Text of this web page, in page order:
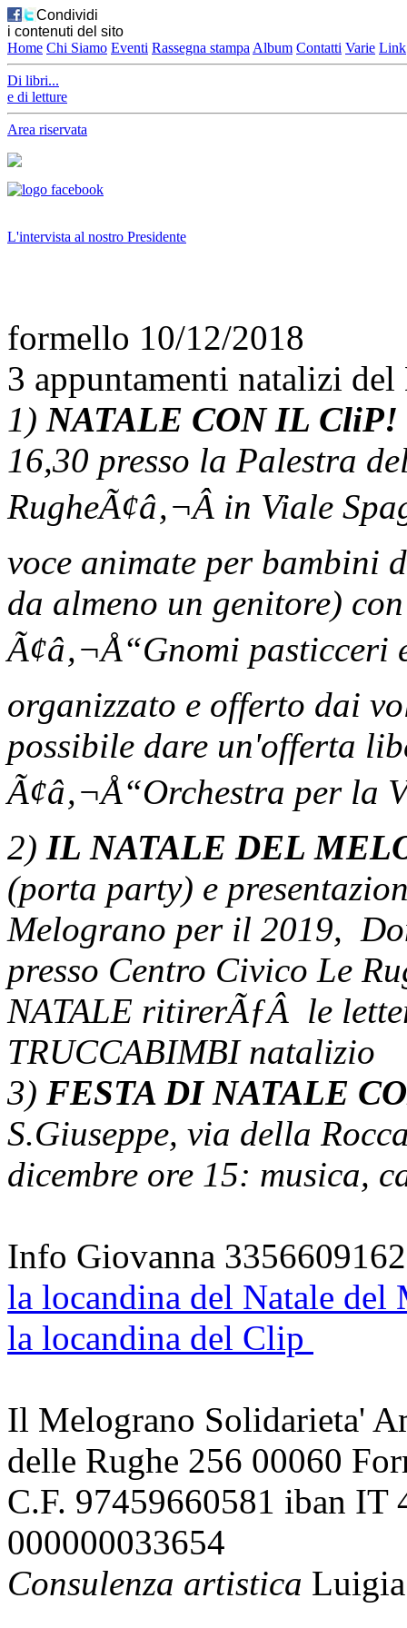
Condividi
i contenuti del sito
Home Chi Siamo Eventi Rassegna stampa Album Contatti Varie Link
Di libri...
e di letture
Area riservata
L'intervista al nostro Presidente
formello 10/12/2018
3 appuntamenti natalizi
1) NATALE CON IL CliP!
16,30 presso la Palestra
RugheÃ¢â‚¬Â in Viale
voce animate per bambini
da almeno un genitore)
Ã¢â‚¬Å“Gnomi pasticceri
organizzato e offerto dai
possibile dare un'offerta
Ã¢â‚¬Å“Orchestra per la
2) IL NATALE DEL
(porta party) e
Melograno per il 2019,
presso Centro Civico Le
NATALE ritirerÃƒÂ le
TRUCCABIMBI natalizio
3) FESTA DI NATALE
S.Giuseppe, via della
dicembre ore 15: musica,
Info Giovanna 3356609162
la locandina del Natale
la locandina del Clip
Il Melograno Solidarieta'
delle Rughe 256 00060
C.F. 97459660581 iban IT
000000033654
Consulenza artistica